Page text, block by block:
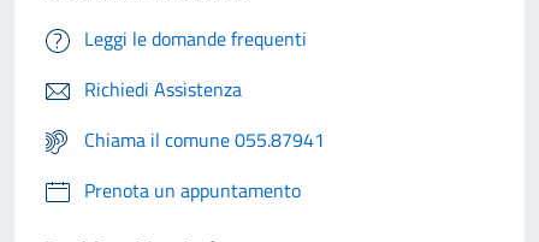
Leggi le domande frequenti
Richiedi Assistenza
Chiama il comune 055.87941
Prenota un appuntamento